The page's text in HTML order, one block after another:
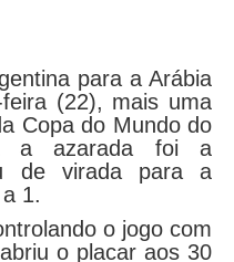
para a Arábia
(22), mais uma
Copa do Mundo do
a azarada foi a
de virada para a
1.
o jogo com
o placar aos 30